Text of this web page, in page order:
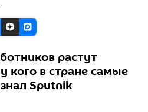
растут
кого в стране самые
Sputnik